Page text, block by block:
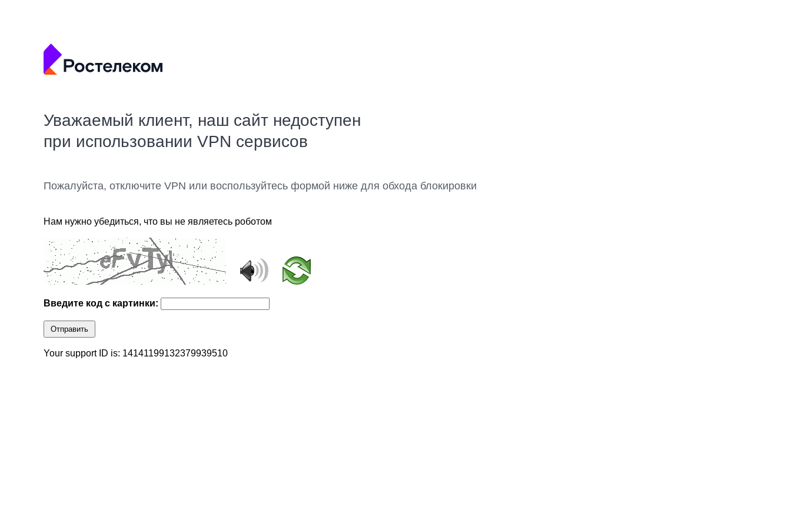
Уважаемый клиент, наш сайт недоступен
при использовании VPN сервисов
Пожалуйста, отключите VPN или воспользуйтесь формой ниже для обхода блокировки
Нам нужно убедиться, что вы не являетесь роботом
Введите код с картинки:
Отправить
Your support ID is: 14141199132379939510